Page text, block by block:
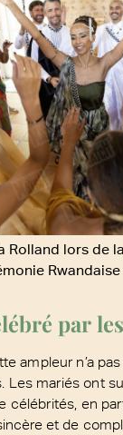
Rolland lors de la
Rwandaise
par
ampleur n’a
Les mariés ont
célébrités, en
et de